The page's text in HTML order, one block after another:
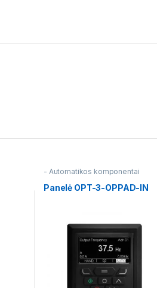
- Automatikos komponentai
Panelė OPT-3-OPPAD-IN